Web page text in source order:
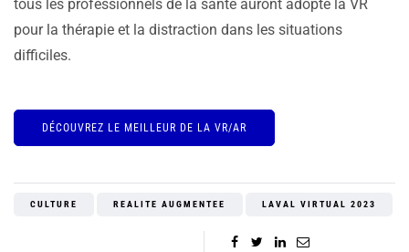
tous les professionnels de la santé auront adopté la VR
pour la thérapie et la distraction dans les situations
difficiles.
DÉCOUVREZ LE MEILLEUR DE LA VR/AR
CULTURE REALITE AUGMENTEE LAVAL VIRTUAL 2023